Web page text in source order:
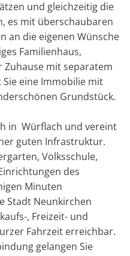
und gleichzeitig die
es mit überschaubaren
an die eigenen Wünsche
Familienhaus,
mit separatem
eine Immobilie mit
Grundstück.
in Würflach und vereint
guten Infrastruktur.
Volksschule,
des
Minuten
Stadt Neunkirchen
, Freizeit- und
Fahrzeit erreichbar.
gelangen Sie